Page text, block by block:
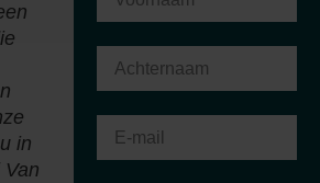
in
Accountants. Kennis
persoonlijk contact
zorgen hiervoor."